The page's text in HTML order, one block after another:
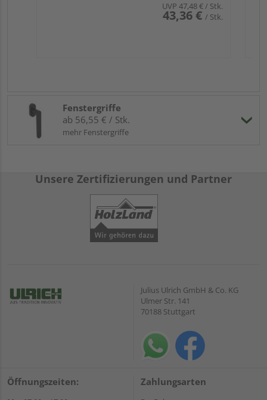
UVP 47,48 €/ Stk.
43,36 € / Stk.
Fenstergriffe
ab 56,55 € / Stk.
mehr Fenstergriffe
Unsere Zertifizierungen und Partner
Julius Ulrich GmbH & Co. KG
Ulmer Str. 141
70188 Stuttgart
Öffnungszeiten: Zahlungsarten